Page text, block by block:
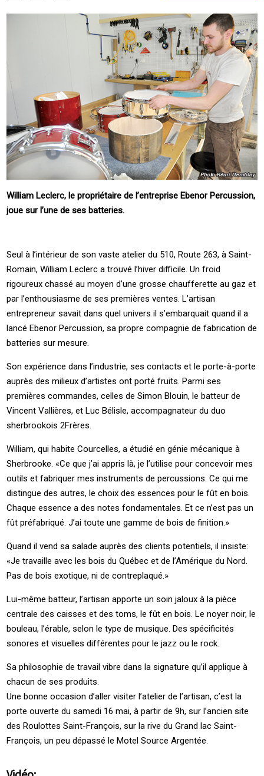
William Leclerc, le propriétaire de l’entreprise Ebenor Percussion,
joue sur l’une de ses batteries.
Seul à l’intérieur de son vaste atelier du 510, Route 263, à Saint-
Romain, William Leclerc a trouvé l’hiver difficile. Un froid
rigoureux chassé au moyen d’une grosse chaufferette au gaz et
par l’enthousiasme de ses premières ventes. L’artisan
entrepreneur savait dans quel univers il s’embarquait quand il a
lancé Ebenor Percussion, sa propre compagnie de fabrication de
batteries sur mesure.
Son expérience dans l’industrie, ses contacts et le porte-à-porte
auprès des milieux d’artistes ont porté fruits. Parmi ses
premières commandes, celles de Simon Blouin, le batteur de
Vincent Vallières, et Luc Bélisle, accompagnateur du duo
sherbrookois 2Frères.
William, qui habite Courcelles, a étudié en génie mécanique à
Sherbrooke. «Ce que j’ai appris là, je l’utilise pour concevoir mes
outils et fabriquer mes instruments de percussions. Ce qui me
distingue des autres, le choix des essences pour le fût en bois.
Chaque essence a des notes fondamentales. Et ce n’est pas un
fût préfabriqué. J’ai toute une gamme de bois de finition.»
Quand il vend sa salade auprès des clients potentiels, il insiste:
«Je travaille avec les bois du Québec et de l’Amérique du Nord.
Pas de bois exotique, ni de contreplaqué.»
Lui-même batteur, l’artisan apporte un soin jaloux à la pièce
centrale des caisses et des toms, le fût en bois. Le noyer noir, le
bouleau, l’érable, selon le type de musique. Des spécificités
sonores et visuelles différentes pour le jazz ou le rock.
Sa philosophie de travail vibre dans la signature qu’il applique à
chacun de ses produits.
Une bonne occasion d’aller visiter l’atelier de l’artisan, c’est la
porte ouverte du samedi 16 mai, à partir de 9h, sur l’ancien site
des Roulottes Saint-François, sur la rive du Grand lac Saint-
François, un peu dépassé le Motel Source Argentée.